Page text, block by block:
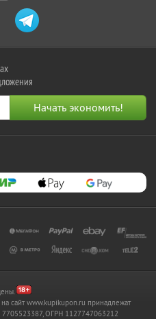
сайт www.kupikupon.ru принадлежат
ОГРН 1127747063212